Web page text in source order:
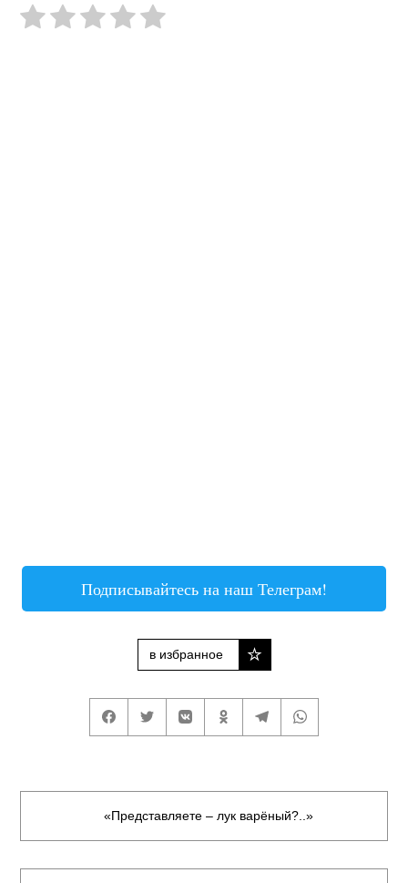
Подписывайтесь на наш Телеграм!
в избранное
«Представляете – лук варёный?..»